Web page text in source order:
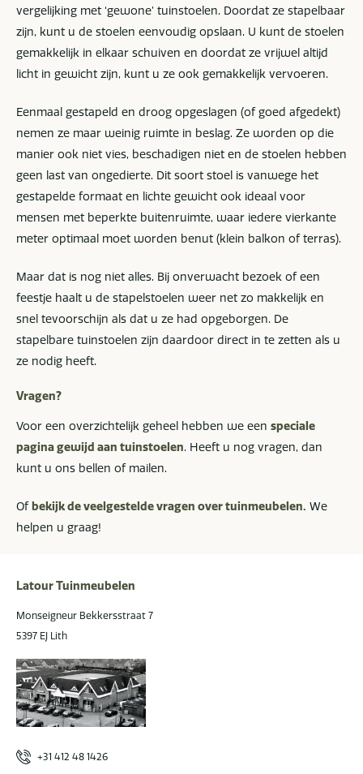
vergelijking met ‘gewone’ tuinstoelen. Doordat ze stapelbaar
zijn, kunt u de stoelen eenvoudig opslaan. U kunt de stoelen
gemakkelijk in elkaar schuiven en doordat ze vrijwel altijd
licht in gewicht zijn, kunt u ze ook gemakkelijk vervoeren.
Eenmaal gestapeld en droog opgeslagen (of goed afgedekt)
nemen ze maar weinig ruimte in beslag. Ze worden op die
manier ook niet vies, beschadigen niet en de stoelen hebben
geen last van ongedierte. Dit soort stoel is vanwege het
gestapelde formaat en lichte gewicht ook ideaal voor
mensen met beperkte buitenruimte, waar iedere vierkante
meter optimaal moet worden benut (klein balkon of terras).
Maar dat is nog niet alles. Bij onverwacht bezoek of een
feestje haalt u de stapelstoelen weer net zo makkelijk en
snel tevoorschijn als dat u ze had opgeborgen. De
stapelbare tuinstoelen zijn daardoor direct in te zetten als u
ze nodig heeft.
Vragen?
Voor een overzichtelijk geheel hebben we een speciale
pagina gewijd aan tuinstoelen. Heeft u nog vragen, dan
kunt u ons bellen of mailen.
Ofbekijk de veelgestelde vragen over tuinmeubelen. We
helpen u graag!
Latour Tuinmeubelen
Monseigneur Bekkersstraat 7
5397 EJ Lith
+31 412 48 1426